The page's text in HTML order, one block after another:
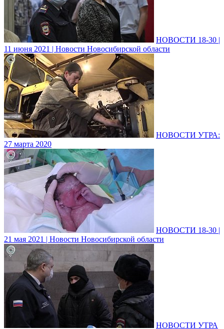
НОВОСТИ 18-30 |
11 июня 2021 | Новости Новосибирской области
НОВОСТИ УТРА:
27 марта 2020
НОВОСТИ 18-30 |
21 мая 2021 | Новости Новосибирской области
НОВОСТИ УТРА